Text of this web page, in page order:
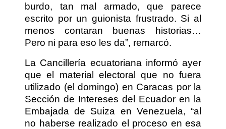
burdo, tan mal armado, que parece
escrito por un guionista frustrado. Si al
menos contaran buenas historias…
Pero ni para eso les da”, remarcó.
La Cancillería ecuatoriana informó ayer
que el material electoral que no fuera
utilizado (el domingo) en Caracas por la
Sección de Intereses del Ecuador en la
Embajada de Suiza en Venezuela, “al
no haberse realizado el proceso en esa